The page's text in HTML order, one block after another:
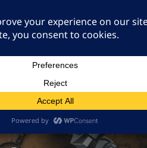
7TH
には思ったことも残そ